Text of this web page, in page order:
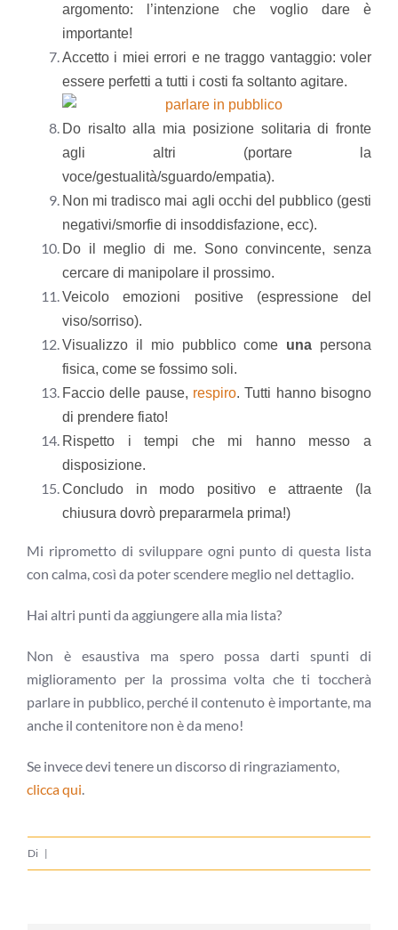
argomento: l’intenzione che voglio dare è
importante!
Accetto i miei errori e ne traggo vantaggio: voler
essere perfetti a tutti i costi fa soltanto agitare.
Do risalto alla mia posizione solitaria di fronte
agli altri (portare la
voce/gestualità/sguardo/empatia).
Non mi tradisco mai agli occhi del pubblico (gesti
negativi/smorfie di insoddisfazione, ecc).
Do il meglio di me. Sono convincente, senza
cercare di manipolare il prossimo.
Veicolo emozioni positive (espressione del
viso/sorriso).
Visualizzo il mio pubblico come una persona
fisica, come se fossimo soli.
Faccio delle pause, respiro. Tutti hanno bisogno
di prendere fiato!
Rispetto i tempi che mi hanno messo a
disposizione.
Concludo in modo positivo e attraente (la
chiusura dovrò prepararmela prima!)
Mi riprometto di sviluppare ogni punto di questa lista
con calma, così da poter scendere meglio nel dettaglio.
Hai altri punti da aggiungere alla mia lista?
Non è esaustiva ma spero possa darti spunti di
miglioramento per la prossima volta che ti toccherà
parlare in pubblico, perché il contenuto è importante, ma
anche il contenitore non è da meno!
Se invece devi tenere un discorso di ringraziamento,
clicca qui
Di |